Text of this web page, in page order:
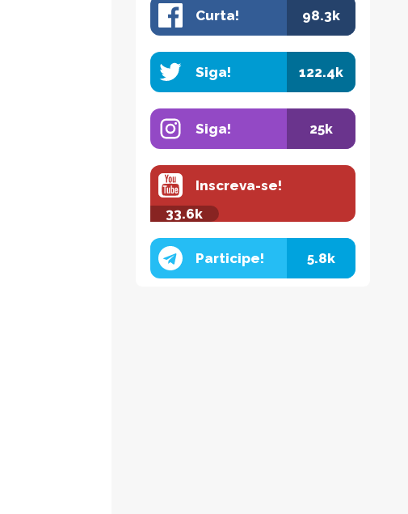
Curta! 98.3k
Siga! 122.4k
Siga! 25k
Inscreva-se!
33.6k
Participe! 5.8k